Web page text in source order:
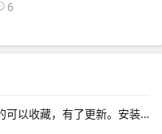
6
藏功能的，遇见自己喜欢的可以收藏，有了更新。安装在苹果设备上的UC浏览器版本可能存在不兼容问题，导致无法正常使用网络问题网络连接不稳定或网络设置不正确，可能导致无法访问UC浏览器设备设置